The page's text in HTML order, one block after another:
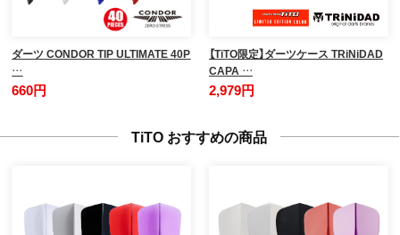
ダーツ CONDOR TIP ULTIMATE 40P
…
660円
【TiTO限定】ダーツケース TRiNiDAD
CAPA …
2,979円
TiTO おすすめの商品